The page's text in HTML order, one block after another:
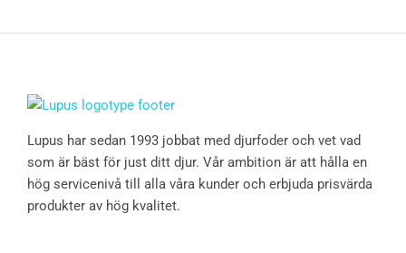
Lupus har sedan 1993 jobbat med djurfoder och vet vad
som är bäst för just ditt djur. Vår ambition är att hålla en
hög servicenivå till alla våra kunder och erbjuda prisvärda
produkter av hög kvalitet.